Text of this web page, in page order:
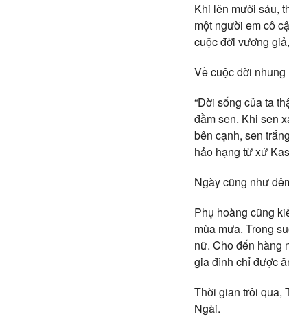
Khi lên mười sáu,
một người em cô
cuộc đời vương
Về cuộc đời
“Đời sống của ta
đầm sen. Khi sen
bên cạnh, sen
hảo hạng từ xứ
Ngày cũng như
Phụ hoàng cũng
mùa mưa. Trong
nữ. Cho đến hàng
gia đình chỉ được
Thời gian trôi qua,
Ngài.